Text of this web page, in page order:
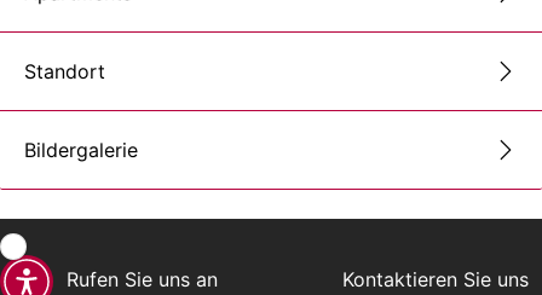
Standort
Bildergalerie
Rufen Sie uns an Kontaktieren Sie uns